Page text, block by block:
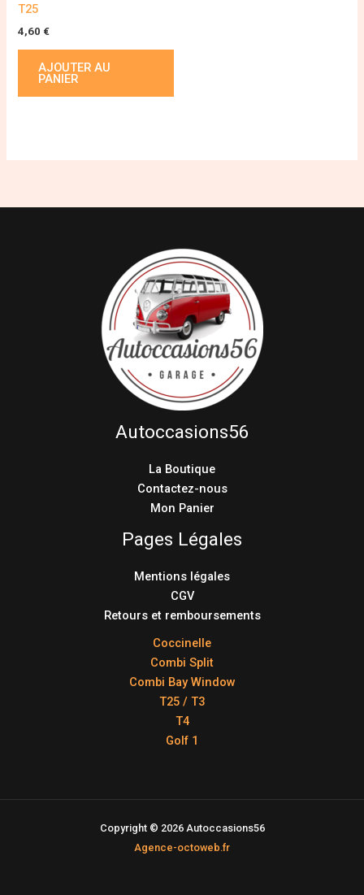
T25
4,60 €
AJOUTER AU
PANIER
Autoccasions56
La Boutique
Contactez-nous
Mon Panier
Pages Légales
Mentions légales
CGV
Retours et remboursements
Coccinelle
Combi Split
Combi Bay Window
T25 / T3
T4
Golf 1
Copyright © 2026 Autoccasions56
Agence-octoweb.fr